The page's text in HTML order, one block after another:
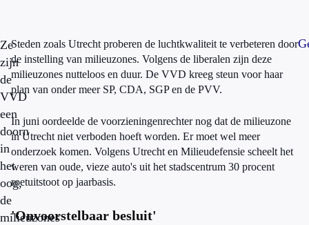
Ze
zijn
de
VVD
een
doorn
in
het
oog,
de
milieuzones
Steden zoals Utrecht proberen de luchtkwaliteit te verbeteren door
de instelling van milieuzones. Volgens de liberalen zijn deze
milieuzones nutteloos en duur. De VVD kreeg steun voor haar
plan van onder meer SP, CDA, SGP en de PVV.
In juni oordeelde de voorzieningenrechter nog dat de milieuzone
in Utrecht niet verboden hoeft worden. Er moet wel meer
onderzoek komen. Volgens Utrecht en Milieudefensie scheelt het
weren van oude, vieze auto's uit het stadscentrum 30 procent
roetuitstoot op jaarbasis.
'Onvoorstelbaar besluit'